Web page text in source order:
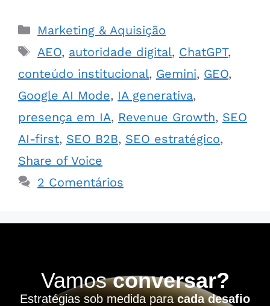
Marketing & Aquisição
AEO, autoridade digital, ChatGPT,
conteúdo institucional, Gemini, GEO,
Google AI Mode, IA generativa,
presença em IA, Revenue Growth, SEO
AI-first, SEO B2B, SEO estratégico,
Share of Voice
2 Comentários
Vamosconversar?
Estratégias sob medida paracada desafio